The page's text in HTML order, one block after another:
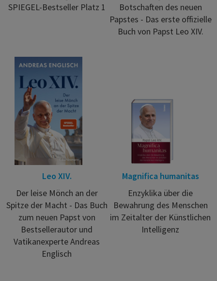
SPIEGEL-Bestseller Platz 1
Botschaften des neuen
Papstes - Das erste offizielle
Buch von Papst Leo XIV.
Leo XIV.
Der leise Mönch an der
Spitze der Macht - Das Buch
zum neuen Papst von
Bestsellerautor und
Vatikanexperte Andreas
Englisch
Magnifica humanitas
Enzyklika über die
Bewahrung des Menschen
im Zeitalter der Künstlichen
Intelligenz